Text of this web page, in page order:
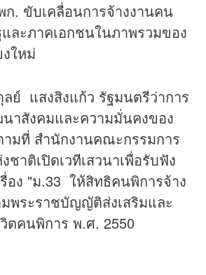
. ขับเคลื่อนการจ้างงานคน
ละภาคเอกชนในภาพรวมของ
ใหม่
ลย์ แสงสิงแก้ว รัฐมนตรีว่าการ
าสังคมและความมั่นคงของ
มที่ สำนักงานคณะกรรมการ
าติเปิดเวทีเสวนาเพื่อรับฟัง
อง "ม.33 ให้สิทธิคนพิการจ้าง
พระราชบัญญัติส่งเสริมและ
คนพิการ พ.ศ. 2550